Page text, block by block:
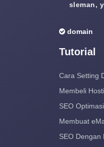
sleman,
domain
Tutorial
Cara Setting
Membeli
SEO
Membuat
SEO Dengan